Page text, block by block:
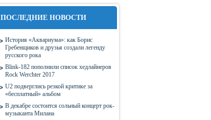
ПОСЛЕДНИЕ НОВОСТИ
История «Аквариума»: как Борис
Гребенщиков и друзья создали легенду
русского рока
Blink-182 пополнили список хедлайнеров
Rock Werchter 2017
U2 подверглись резкой критике за
«бесплатный» альбом
В декабре состоится сольный концерт рок-
музыканта Милана